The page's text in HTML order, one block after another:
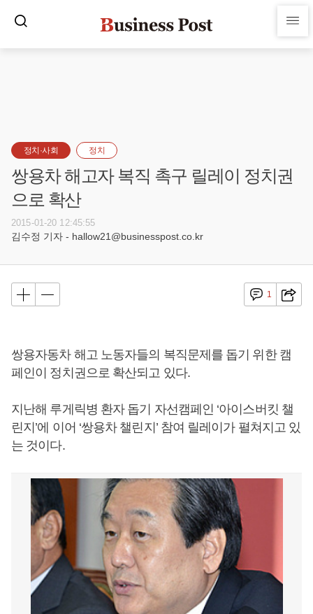
정치·사회 정치
쌍용차 해고자 복직 촉구 릴레이 정치권
으로 확산
2015-01-20 12:45:55
김수정 기자 - hallow21@businesspost.co.kr
1
쌍용자동차 해고 노동자들의 복직문제를 돕기 위한 캠
페인이 정치권으로 확산되고 있다.
지난해 루게릭병 환자 돕기 자선캠페인 ‘아이스버킷 챌
린지’에 이어 ‘쌍용차 챌린지’ 참여 릴레이가 펼쳐지고 있
는 것이다.